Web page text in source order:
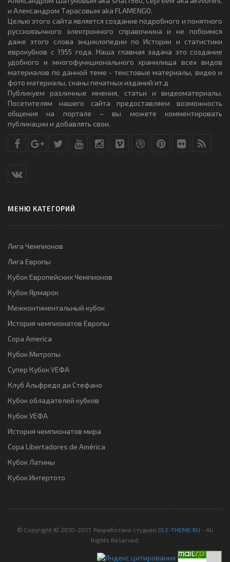
и Александром Тарасовым aka FLAMENGO.
Целью этого сайта является создание подробного и понятного
русскоязычного электронного справочника и не побоимся
даже этого слова энциклопедии по Истории и статистики
еврокубков с 1955 года. Наша главная задача это создание
удобного и многофункционального хранилища всех видов
материалов по данной теме - текстовые материалы, видео и
фото материалы, сканы печатных изданий ит.д
Публикуем различные мнения, статьи и видеоматериалы.
Посетителям нашего сайта предоставляем возможность
общения на портале – вы можете комментировать
публикации и добавлять свои.
МЕНЮ КАТЕГОРИЙ
Лига Чемпионов
Лига Европы
Кубок Европейских Чемпионов
Кубок Ярмарок
Межконтинентальный кубок
История чемпионатов Европы
Copa America
Кубок Митропы
Супер Кубок УЕФА
Клуб Альфредо ди Стефано
Кубок обладателей кубков
Кубок УЕФА
История чемпионатов мира
Copa Libertadores de América
Кубок Латины
Кубок Интертото
© Copyright © 2010-2017. Разработано студией DLE-THEME.RU - All
Rights Reserved.